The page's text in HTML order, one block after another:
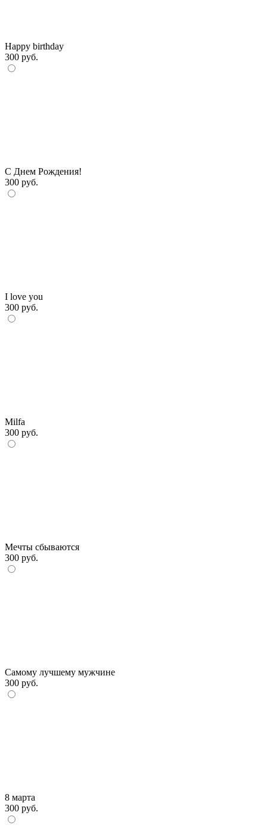
Happy birthday
300 руб.
С Днем Рождения!
300 руб.
I love you
300 руб.
Milfa
300 руб.
Мечты сбываются
300 руб.
Самому лучшему мужчине
300 руб.
8 марта
300 руб.